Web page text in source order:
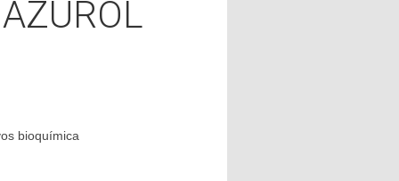
bioquímica